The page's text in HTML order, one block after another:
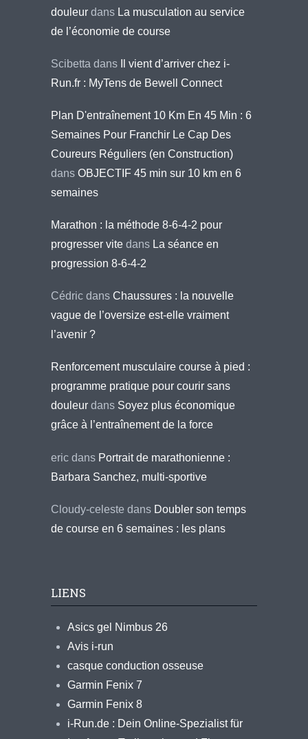
douleur dans La musculation au service
de l’économie de course
Scibetta dans
Il vient d’arriver chez i-
Run.fr : MyTens de Bewell Connect
Plan D'entraînement 10 Km En 45 Min : 6
Semaines Pour Franchir Le Cap Des
Coureurs Réguliers (en Construction)
dans OBJECTIF 45 min sur 10 km en 6
semaines
Marathon : la méthode 8-6-4-2 pour
progresser vite dans La séance en
progression 8-6-4-2
Cédric dans Chaussures : la nouvelle
vague de l’oversize est-elle vraiment
l’avenir ?
Renforcement musculaire course à pied :
programme pratique pour courir sans
douleur dans Soyez plus économique
grâce à l’entraînement de la force
eric dans Portrait de marathonienne :
Barbara Sanchez, multi-sportive
Cloudy-celeste dans Doubler son temps
de course en 6 semaines : les plans
LIENS
Asics gel Nimbus 26
Avis i-run
casque conduction osseuse
Garmin Fenix 7
Garmin Fenix 8
i-Run.de : Dein Online-Spezialist für